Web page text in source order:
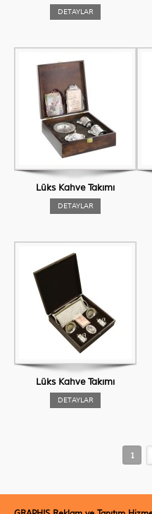
DETAYLAR
Lüks Kahve Takımı
DETAYLAR
Lüks Kahve Takımı
DETAYLAR
1